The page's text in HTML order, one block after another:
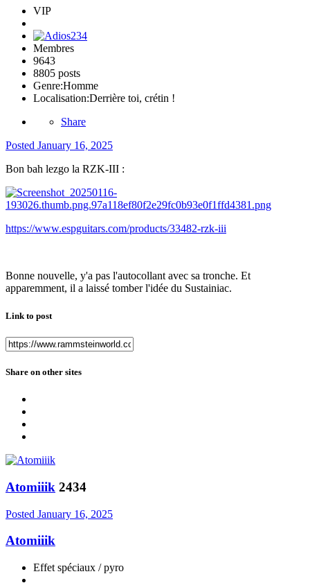
VIP
Membres
9643
8805 posts
Genre:Homme
Localisation:Derrière toi, crétin !
Share
Posted January 16, 2025
Bon bah lezgo la RZK-III :
https://www.espguitars.com/products/33482-rzk-iii
Bonne nouvelle, y'a pas l'autocollant avec sa tronche. Et
apparemment, il a laissé tomber l'idée du Sustainiac.
Link to post
Share on other sites
Atomiiik 2434
Posted January 16, 2025
Atomiiik
Effet spéciaux / pyro